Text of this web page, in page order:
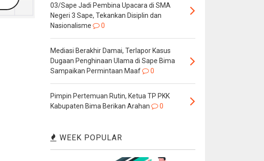
03/Sape Jadi Pembina Upacara di SMA
Negeri 3 Sape, Tekankan Disiplin dan
Nasionalisme
0
Mediasi Berakhir Damai, Terlapor Kasus
Dugaan Penghinaan Ulama di Sape Bima
Sampaikan Permintaan Maaf
0
Pimpin Pertemuan Rutin, Ketua TP PKK
Kabupaten Bima Berikan Arahan
0
WEEK POPULAR